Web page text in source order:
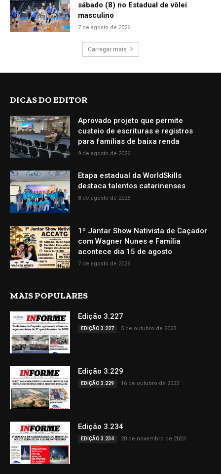
sábado (8) no Estadual de vôlei
masculino
7 de agosto de 2026
Carregar mais
DICAS DO EDITOR
Aprovado projeto que permite
custeio de escrituras e registros
para famílias de baixa renda
9 de agosto de 2026
Etapa estadual da WorldSkills
destaca talentos catarinenses
8 de agosto de 2026
1º Jantar Show Nativista de Caçador
com Wagner Nunes e Família
acontece dia 15 de agosto
7 de agosto de 2026
MAIS POPULARES
Edição 3.227
EDIÇÃO 3.227 5 de outubro de 2023
Edição 3.229
EDIÇÃO 3.229 16 de outubro de 2023
Edição 3.234
EDIÇÃO 3.234 20 de novembro de 2023